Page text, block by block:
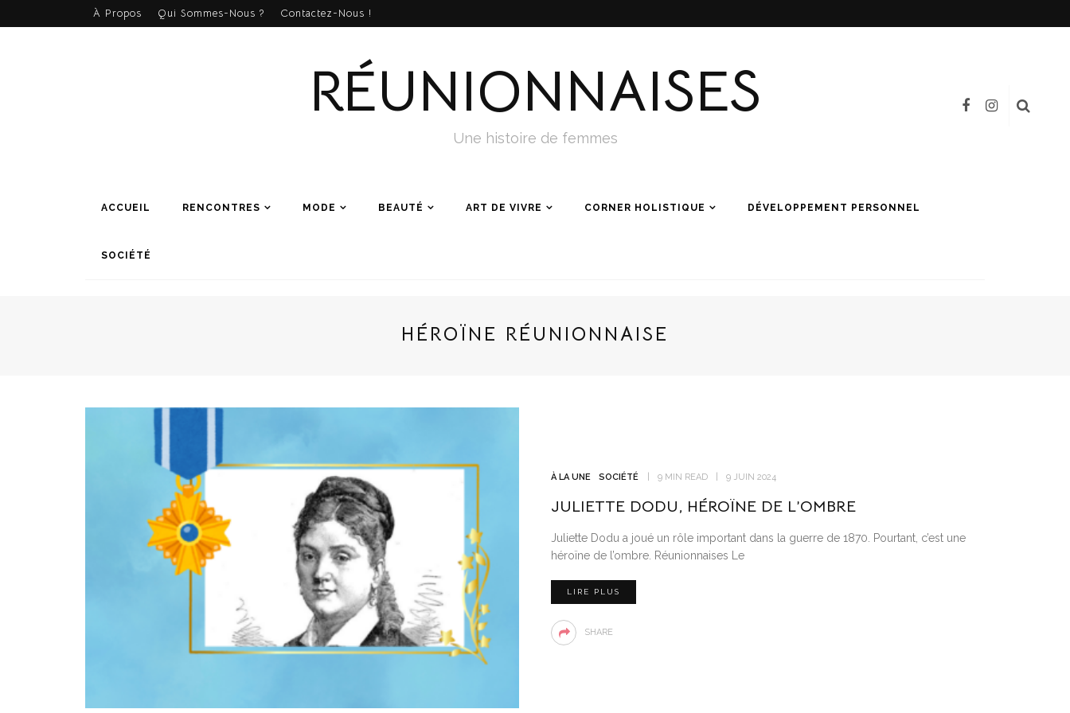
À Propos Qui Sommes-Nous ? Contactez-Nous !
RÉUNIONNAISES
Une histoire de femmes
ACCUEIL RENCONTRES MODE BEAUTÉ ART DE VIVRE CORNER HOLISTIQUE DÉVELOPPEMENT PERSONNEL
SOCIÉTÉ
HÉROÏNE RÉUNIONNAISE
À LA UNE SOCIÉTÉ 9 MIN READ 9 JUIN 2024
JULIETTE DODU, HÉROÏNE DE L’OMBRE
Juliette Dodu a joué un rôle important dans la guerre de 1870. Pourtant, c’est une
héroïne de l’ombre. Réunionnaises Le
LIRE PLUS
SHARE